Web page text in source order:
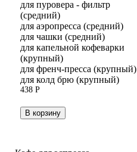
для пуровера - фильтр
(средний)
для аэропресса (средний)
для чашки (средний)
для капельной кофеварки
(крупный)
для френч-пресса (крупный)
для колд брю (крупный)
438 Р
В корзину